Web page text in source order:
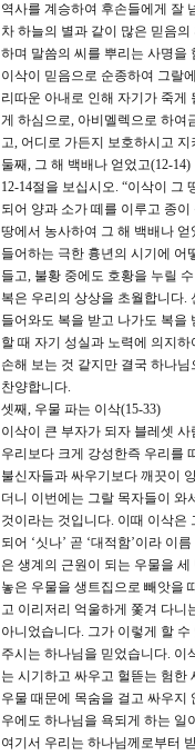
역사를 계승하여 후손들에게 잘
차 하늘의 별과 같이 많은 믿음
하며 말씀의 씨를 뿌리는 사명을
이삭이 믿음으로 순종하여 그랄
리따운 아내로 인해 자기가 죽게
게 하심으로, 아비멜렉으로 하여
고, 어디로 가든지 보호하시고 지
둘째, 그 해 백배나 얻었고(12-14)
12-14절을 보십시오. “이삭이
되어 양과 소가 떼를 이루고 종
땅에서 농사하여 그 해 백배나
들어하는 극한 흉년의 시기에 어
들고, 불황 중에도 호황을 누릴
복은 우리의 상상을 초월합니다.
들어와도 복을 받고 나가도 복을
할 때 자기 성실과 노력에 의지
손해 보는 것 같지만 결국 하나
찬양합니다.
셋째, 우물 파는 이삭(15-33)
이삭이 큰 부자가 되자 블레셋
우리보다 크게 강성한즉 우리를
불신자들과 싸우기보다 깨끗이
더니 이번에는 그랄 목자들이 와
것이라는 것입니다. 이때 이삭은
되어 ‘싯나’ 곧 ‘대적함’이라 이
은 생계의 근원이 되는 우물을
놓은 우물을 생트집으로 빼앗을
고 이리저리 억울하게 쫓겨 다니
아니었습니다. 그가 이렇게 할
주시는 하나님을 믿었습니다. 이
는 시기하고 싸우고 헐뜯는 험한
우물 때문에 목숨을 걸고 싸우지
우에도 하나님을 욕되게 하는 일
여기서 우리는 하나님께로부터